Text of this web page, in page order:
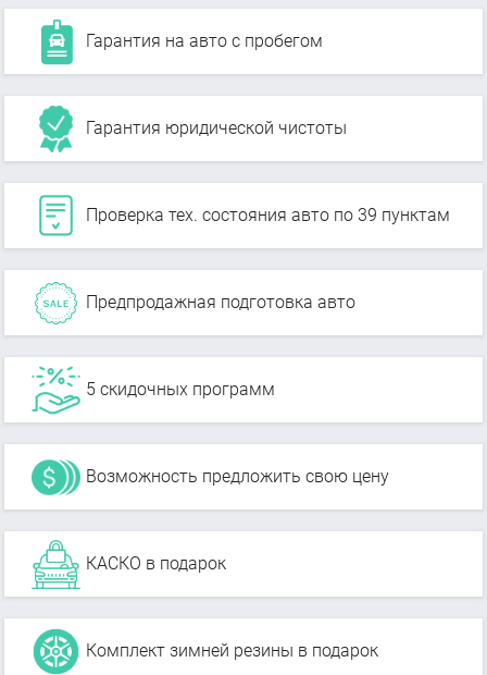
Гарантия на авто с пробегом
Гарантия юридической чистоты
Проверка тех. состояния авто по 39 пунктам
Предпродажная подготовка авто
5 скидочных программ
Возможность предложить свою цену
КАСКО в подарок
Комплект зимней резины в подарок